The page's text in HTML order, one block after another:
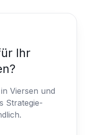
Ihr
Viersen und
Strategie-